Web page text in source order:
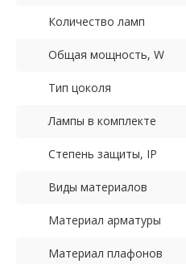
Количество ламп
Общая мощность, W
Тип цоколя
Лампы в комплекте
Степень защиты, IP
Виды материалов
Материал арматуры
Материал плафонов